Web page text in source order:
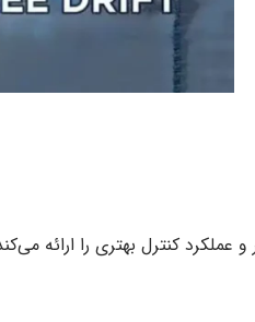
کنترل بهتری را ارائه